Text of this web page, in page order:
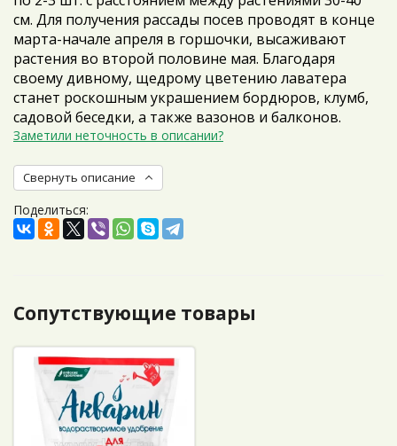
см. Для получения рассады посев проводят в конце
марта-начале апреля в горшочки, высаживают
растения во второй половине мая. Благодаря
своему дивному, щедрому цветению лаватера
станет роскошным украшением бордюров, клумб,
садовой беседки, а также вазонов и балконов.
Заметили неточность в описании?
Свернуть описание
Поделиться:
Сопутствующие товары